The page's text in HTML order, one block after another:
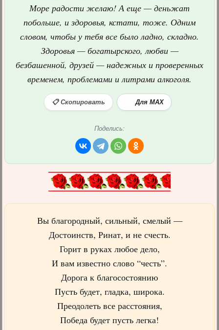
Море радости желаю! А еще — деньжат
побольше, и здоровья, кстати, тоже. Одним
словом, чтобы у тебя все было ладно, складно.
Здоровья — богатырского, любви —
безбашенной, друзей — надежных и проверенных
временем, проблемами и литрами алкоголя.
📋 Скопировать Для MAX
Поделись:
Вы благородный, сильный, смелый —
Достоинств, Ринат, и не счесть.
Горит в руках любое дело,
И вам известно слово “честь”.
Дорога к благосостоянию
Пусть будет, гладка, широка.
Преодолеть все расстояния,
Победа будет пусть легка!